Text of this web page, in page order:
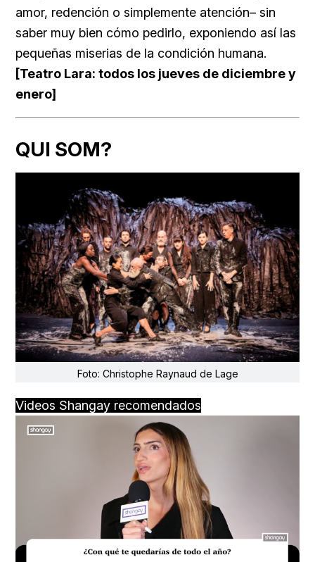
amor, redención o simplemente atención– sin
saber muy bien cómo pedirlo, exponiendo así las
pequeñas miserias de la condición humana.
[Teatro Lara: todos los jueves de diciembre y
enero]
QUI SOM?
Foto: Christophe Raynaud de Lage
Videos Shangay recomendados